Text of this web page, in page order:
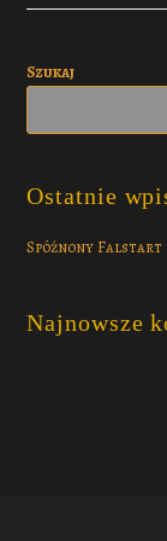
Szukaj
Ostatnie
Spóźnony Falstart
Najnowsze